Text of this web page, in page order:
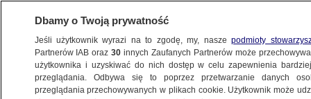
BIZNES
Dbamy o Twoją prywatność
Jeśli użytkownik wyrazi na to zgodę, my, naszepodmioty
Partnerów IAB oraz30 innych Zaufanych Partnerów może
użytkownika i uzyskiwać do nich dostęp w celu zapewnienia
przeglądania. Odbywa się to poprzez przetwarzanie danych
przeglądania przechowywanych w plikach cookie. Użytkownik może